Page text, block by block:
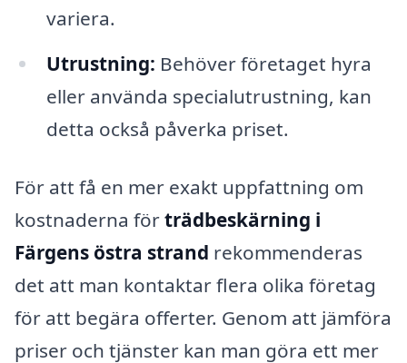
variera.
Utrustning: Behöver företaget hyra
eller använda specialutrustning, kan
detta också påverka priset.
För att få en mer exakt uppfattning om
kostnaderna förträdbeskärning i
Färgens östra strand rekommenderas
det att man kontaktar flera olika företag
för att begära offerter. Genom att jämföra
priser och tjänster kan man göra ett mer